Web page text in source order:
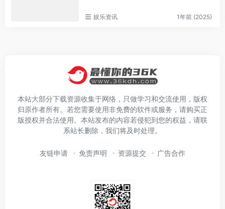
娱乐资讯 1年前 (2025)
本站大部分下载资源收集于网络，只做学习和交流使用，版权
归原作者所有。若您需要使用非免费的软件或服务，请购买正
版授权并合法使用。本站发布的内容若侵犯到您的权益，请联
系站长删除，我们将及时处理。
友链申请 免责声明 资源提交 广告合作